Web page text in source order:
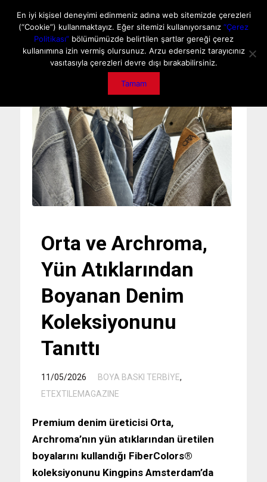
GİZLİLİK POLİTİKASI İLETİŞİM ÖNEMLİ DUYURU
Orta ve Archroma,
Yün Atıklarından
Boyanan Denim
Koleksiyonunu
Tanıttı
11/05/2026 BOYA BASKI TERBİYE,
ETEXTILEMAGAZINE
Premium denim üreticisi Orta,
Archroma’nın yün atıklarından üretilen
boyalarını kullandığı FiberColors®
koleksiyonunu Kingpins Amsterdam’da
En iyi kişisel deneyimi edinmeniz adına web sitemizde çerezleri
(“Cookie”) kullanmaktayız. Eğer sitemizi kullanıyorsanız “Çerez
Politikası”bölümümüzde belirtilen şartlar gereği çerez
kullanımına izin vermiş olursunuz. Arzu ederseniz tarayıcınız
vasıtasıyla çerezleri devre dışı bırakabilirsiniz.
Tamam